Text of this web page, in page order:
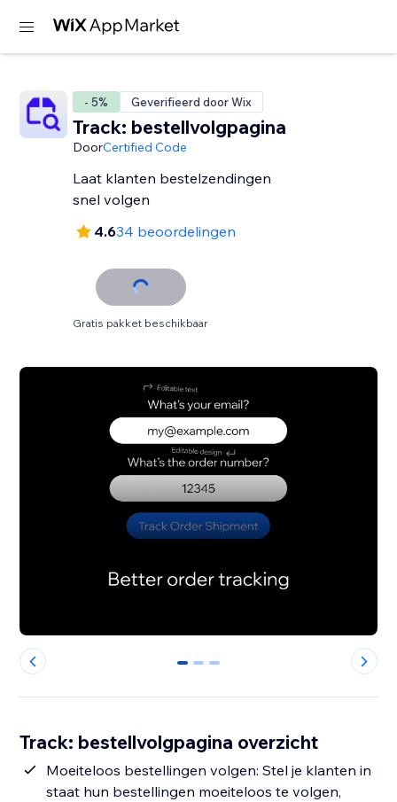
- 5% Geverifieerd door Wix
Track: bestellvolgpagina
DoorCertified Code
Laat klanten bestelzendingen
snel volgen
4.634 beoordelingen
Gratis pakket beschikbaar
0 1 2
Track: bestellvolgpagina overzicht
Moeiteloos bestellingen volgen: Stel je klanten in
staat hun bestellingen moeiteloos te volgen,